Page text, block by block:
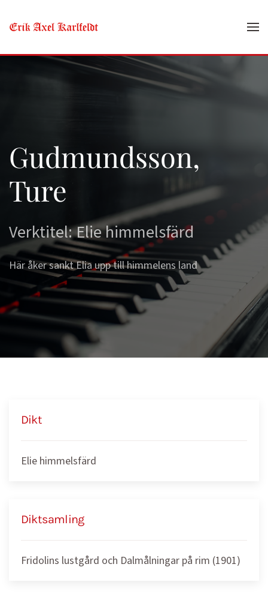
Skip to main content
Gudmundsson,
Ture
Verktitel: Elie himmelsfärd
Här åker sankt Elia upp till himmelens land
Dikt
Elie himmelsfärd
Diktsamling
Fridolins lustgård och Dalmålningar på rim (1901)